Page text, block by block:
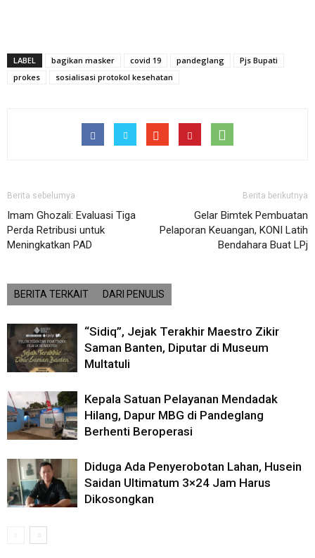
LABEL bagikan masker covid 19 pandeglang
Pjs Bupati
prokes
sosialisasi protokol kesehatan
Berita sebelumya
Imam Ghozali: Evaluasi Tiga
Perda Retribusi untuk
Meningkatkan PAD
Berita berikutnya
Gelar Bimtek Pembuatan
Pelaporan Keuangan, KONI Latih
Bendahara Buat LPj
BERITA TERKAIT DARI PENULIS
“Sidiq”, Jejak Terakhir Maestro Zikir
Saman Banten, Diputar di Museum
Multatuli
Kepala Satuan Pelayanan Mendadak
Hilang, Dapur MBG di Pandeglang
Berhenti Beroperasi
Diduga Ada Penyerobotan Lahan, Husein
Saidan Ultimatum 3×24 Jam Harus
Dikosongkan